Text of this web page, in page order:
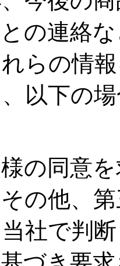
の連絡
らの情
以下の
の同意
その他、
社で判